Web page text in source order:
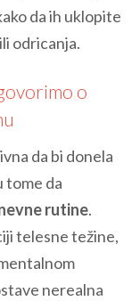
da ih uklopite
odricanja.
o
da bi donela
tome da
rutine.
telesne težine,
nerealna